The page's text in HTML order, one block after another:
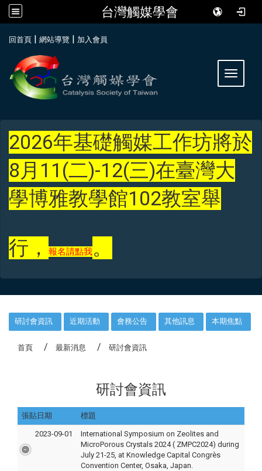
台灣觸媒學會
回首頁 | 網站導覽 | 加入會員
Toggle
2026年基礎觸媒工作坊將於
8月11(二)-12(三)在臺灣大
學博雅教學館102教室舉
行，報名請點我。
研討會資訊 近期活動 會務公告 其他訊息 本期焦點
首頁 最新消息 研討會資訊
研討會資訊
張貼日期 標題
2023-09-01
International Symposium on Zeolites and
MicroPorous Crystals 2024 ( ZMPC2024) during
July 21-25, at Knowledge Capital Congrès
Convention Center, Osaka, Japan.